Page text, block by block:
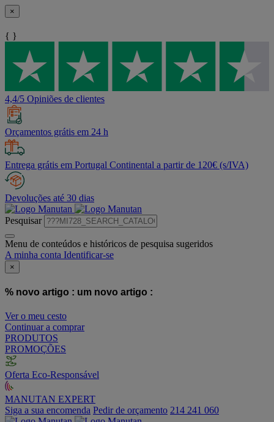
×
{ }
4,4/5 Opiniões de clientes
Orçamentos grátis em 24 h
Entrega grátis em Portugal Continental a partir de 120€ (s/IVA)
Devoluções até 30 dias
Pesquisar
Menu de conteúdos e históricos de pesquisa sugeridos
A minha conta Identificar-se
×
% novo artigo : um novo artigo :
Ver o meu cesto
Continuar a comprar
PRODUTOS
PROMOÇÕES
Oferta Eco-Responsável
MANUTAN EXPERT
Siga a sua encomenda Pedir de orçamento 214 241 060